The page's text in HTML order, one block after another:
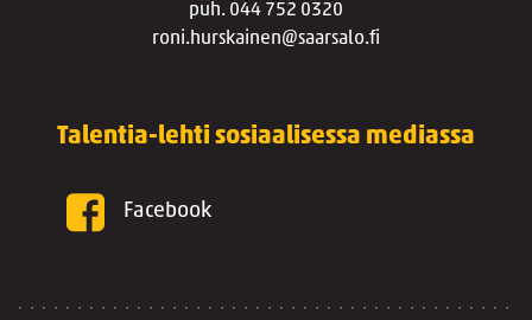
puh. 044 752 0320
roni.hurskainen@saarsalo.fi
Talentia-lehti sosiaalisessa mediassa
Facebook